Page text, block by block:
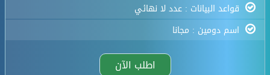
قواعد البيانات : عدد لا نهائي
اسم دومين : مجانا
اطلب الآن